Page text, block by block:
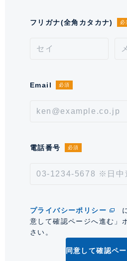
フリガナ(全角カタカナ) 必
Email 必須
電話番号 必須
プライバシーポリシー
意して確認ページへ進む」
さい。
同意して確認ペ